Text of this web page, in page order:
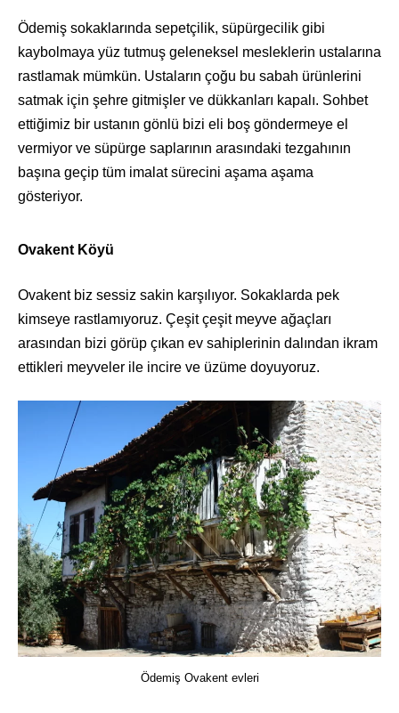
Ödemiş sokaklarında sepetçilik, süpürgecilik gibi
kaybolmaya yüz tutmuş geleneksel mesleklerin ustalarına
rastlamak mümkün. Ustaların çoğu bu sabah ürünlerini
satmak için şehre gitmişler ve dükkanları kapalı. Sohbet
ettiğimiz bir ustanın gönlü bizi eli boş göndermeye el
vermiyor ve süpürge saplarının arasındaki tezgahının
başına geçip tüm imalat sürecini aşama aşama
gösteriyor.
Ovakent Köyü
Ovakent biz sessiz sakin karşılıyor. Sokaklarda pek
kimseye rastlamıyoruz. Çeşit çeşit meyve ağaçları
arasından bizi görüp çıkan ev sahiplerinin dalından ikram
ettikleri meyveler ile incire ve üzüme doyuyoruz.
Ödemiş Ovakent evleri